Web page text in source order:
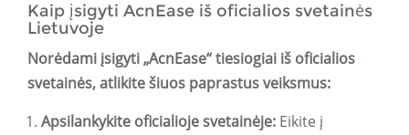
Kaip įsigyti AcnEase iš oficialios svetainės
Lietuvoje
Norėdami įsigyti „AcnEase“ tiesiogiai iš oficialios
svetainės, atlikite šiuos paprastus veiksmus:
Apsilankykite oficialioje svetainėje: Eikite į